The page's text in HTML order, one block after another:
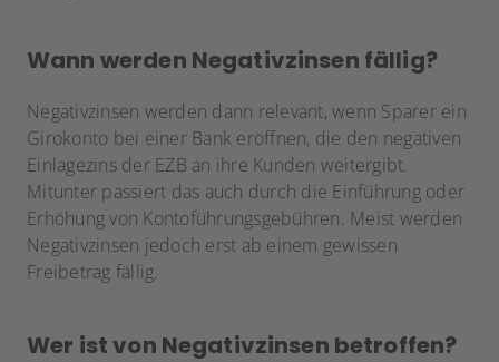
Wann werden Negativzinsen fällig?
Negativzinsen werden dann relevant, wenn Sparer ein
Girokonto bei einer Bank eröffnen, die den negativen
Einlagezins der EZB an ihre Kunden weitergibt.
Mitunter passiert das auch durch die Einführung oder
Erhöhung von Kontoführungsgebühren. Meist werden
Negativzinsen jedoch erst ab einem gewissen
Freibetrag fällig.
Wer ist von Negativzinsen betroffen?